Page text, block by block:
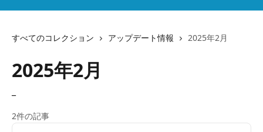
すべてのコレクション アップデート情報 2025年2月
2025年2月
2件の記事